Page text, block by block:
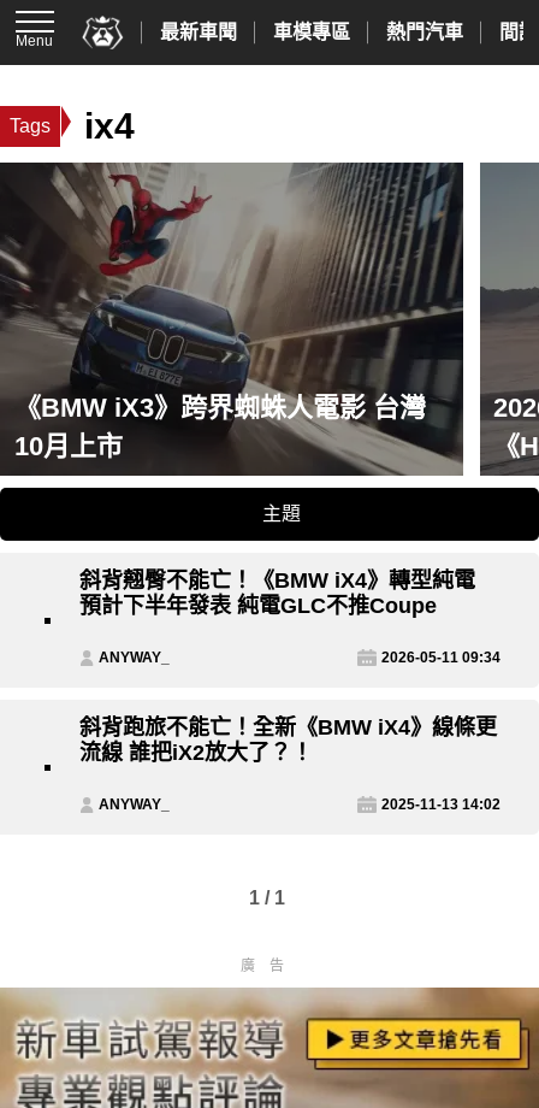
Menu 最新車聞 車模專區 熱門汽車 間
Tags ix4
《BMW iX3》跨界蜘蛛人電影 台灣
10月上市
《
《
主題
斜背翹臀不能亡！《BMW iX4》轉型純電
預計下半年發表 純電GLC不推Coupe
ANYWAY_ 2026-05-11 09:34
斜背跑旅不能亡！全新《BMW iX4》線條更
流線 誰把iX2放大了？！
ANYWAY_ 2025-11-13 14:02
1 / 1
廣告